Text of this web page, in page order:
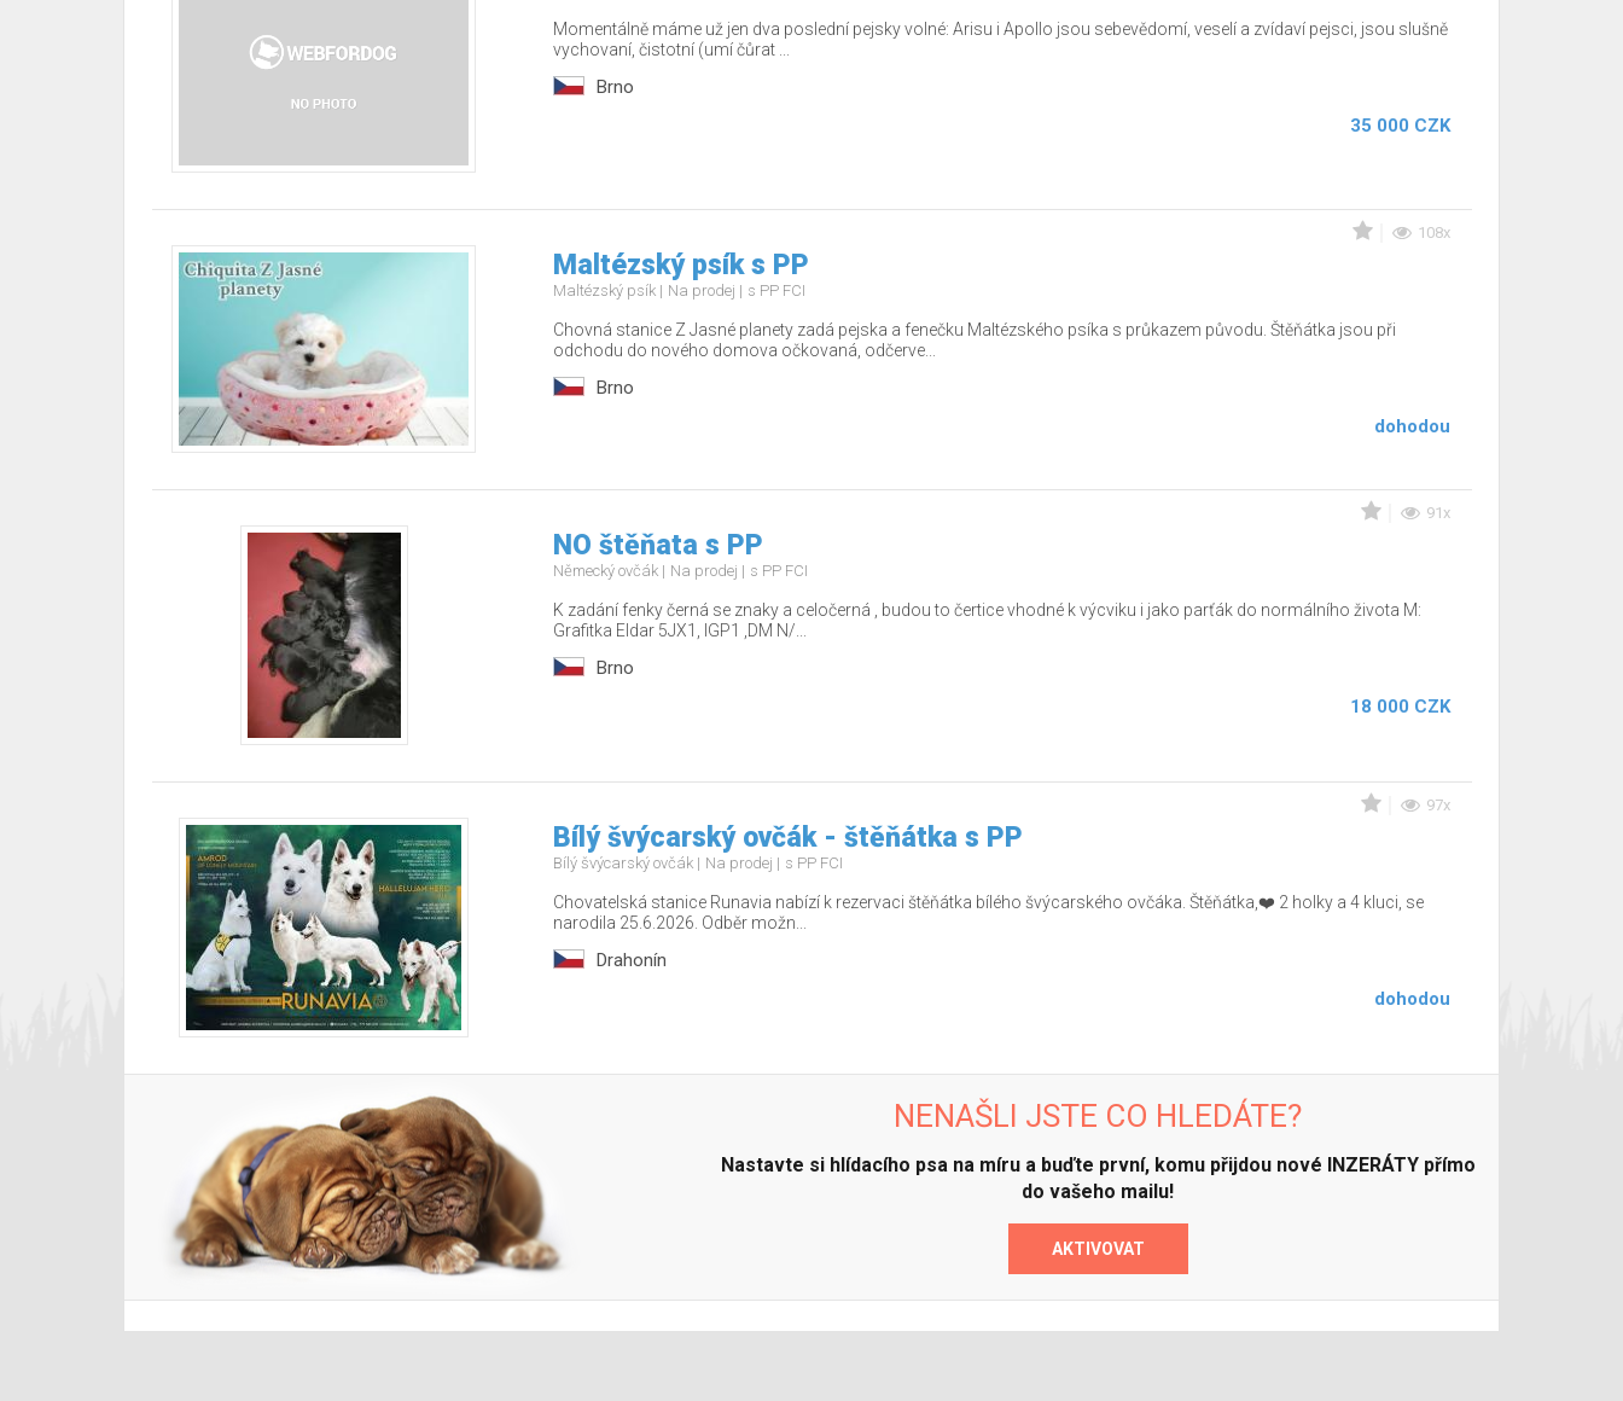
Momentálně máme už jen dva poslední pejsky volné: Arisu i Apollo jsou sebevědomí, veselí a zvídaví pejsci, jsou slušně
vychovaní, čistotní (umí čůrat ...
Brno
35 000 CZK
108x
Maltézský psík s PP
Maltézský psík Na prodej s PP FCI
Chovná stanice Z Jasné planety zadá pejska a fenečku Maltézského psíka s průkazem původu. Štěňátka jsou při
odchodu do nového domova očkovaná, odčerve...
Brno
dohodou
91x
NO štěňata s PP
Německý ovčák Na prodej s PP FCI
K zadání fenky černá se znaky a celočerná , budou to čertice vhodné k výcviku i jako parťák do normálního života M:
Grafitka Eldar 5JX1, IGP1 ,DM N/...
Brno
18 000 CZK
97x
Bílý švýcarský ovčák - štěňátka s PP
Bílý švýcarský ovčák Na prodej s PP FCI
Chovatelská stanice Runavia nabízí k rezervaci štěňátka bílého švýcarského ovčáka. Štěňátka,❤️ 2 holky a 4 kluci, se
narodila 25.6.2026. Odběr možn...
Drahonín
dohodou
NENAŠLI JSTE CO HLEDÁTE?
Nastavte si hlídacího psa na míru a buďte první, komu přijdou nové INZERÁTY přímo
do vašeho mailu!
AKTIVOVAT